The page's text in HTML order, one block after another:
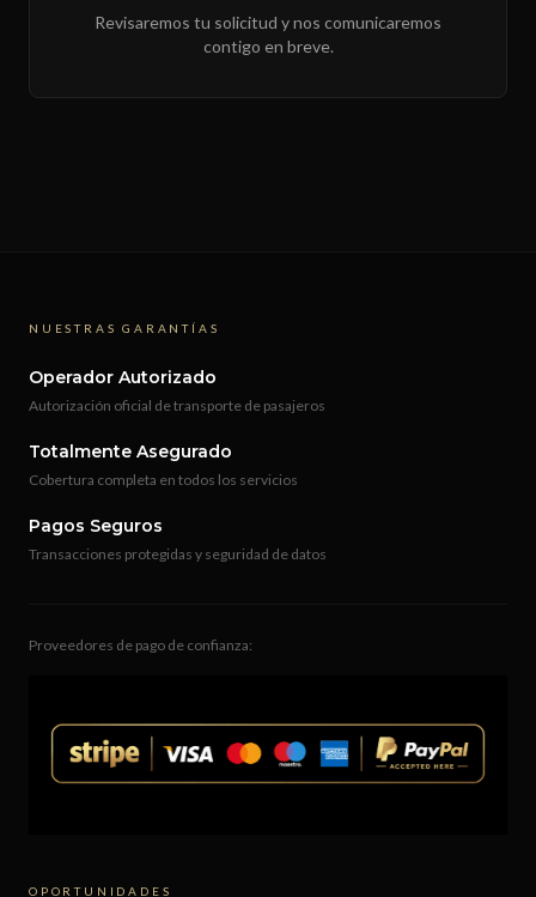
Revisaremos tu solicitud y nos comunicaremos
contigo en breve.
NUESTRAS GARANTÍAS
Operador Autorizado
Autorización oficial de transporte de pasajeros
Totalmente Asegurado
Cobertura completa en todos los servicios
Pagos Seguros
Transacciones protegidas y seguridad de datos
Proveedores de pago de confianza:
OPORTUNIDADES